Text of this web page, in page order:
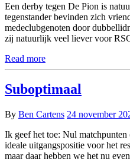
Een derby tegen De Pion is
tegenstander bevinden zich
medeclubgenoten door
zij natuurlijk veel liever voor
Read more
Suboptimaal
By Ben Cartens 24 november
Ik geef het toe: Nul
ideale uitgangspositie voor het
maar daar hebben we het nu